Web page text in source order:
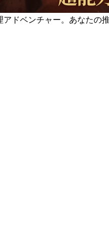
ドベンチャー。あなたの